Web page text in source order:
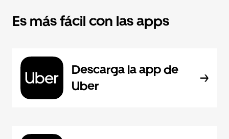
Es más fácil con las apps
Descarga la app de
Uber